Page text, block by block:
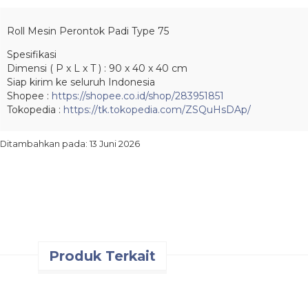
Roll Mesin Perontok Padi Type 75
Spesifikasi
Dimensi ( P x L x T ) : 90 x 40 x 40 cm
Siap kirim ke seluruh Indonesia
Shopee : https://shopee.co.id/shop/283951851
Tokopedia : https://tk.tokopedia.com/ZSQuHsDAp/
Ditambahkan pada: 13 Juni 2026
Produk Terkait